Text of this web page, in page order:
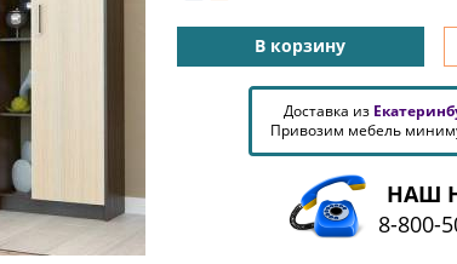
В корзину
Доставка из
Привозим мебель
НАШ
8-800-